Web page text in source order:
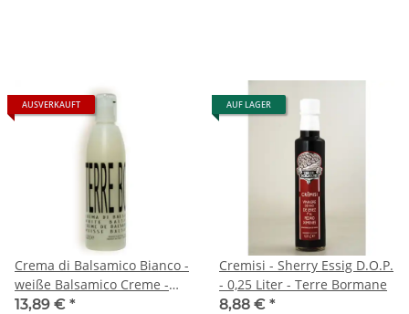
AUSVERKAUFT
Crema di Balsamico Bianco -
weiße Balsamico Creme -
0,25 Liter - Terre Bormane
13,89 € *
AUF LAGER
Cremisi - Sherry Essig D.O.P.
- 0,25 Liter - Terre Bormane
8,88 € *